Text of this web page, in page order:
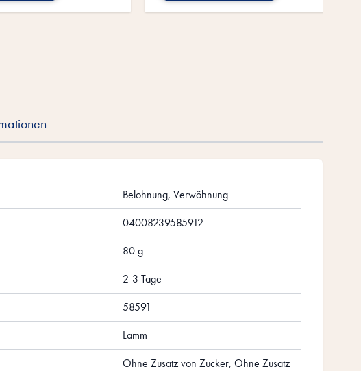
Belohnung, Verwöhnung
04008239585912
80 g
2-3 Tage
58591
Lamm
Ohne Zusatz von Zucker, Ohne Zusatz